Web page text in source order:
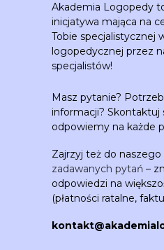
Akademia Logopedy
inicjatywa mająca na
Tobie specjalistycznej
logopedycznej przez
specjalistów!
Masz pytanie?
informacji? Skontaktuj
odpowiemy na każde
Zajrzyj też do naszego
zadawanych pytań –
odpowiedzi na
(płatności ratalne,